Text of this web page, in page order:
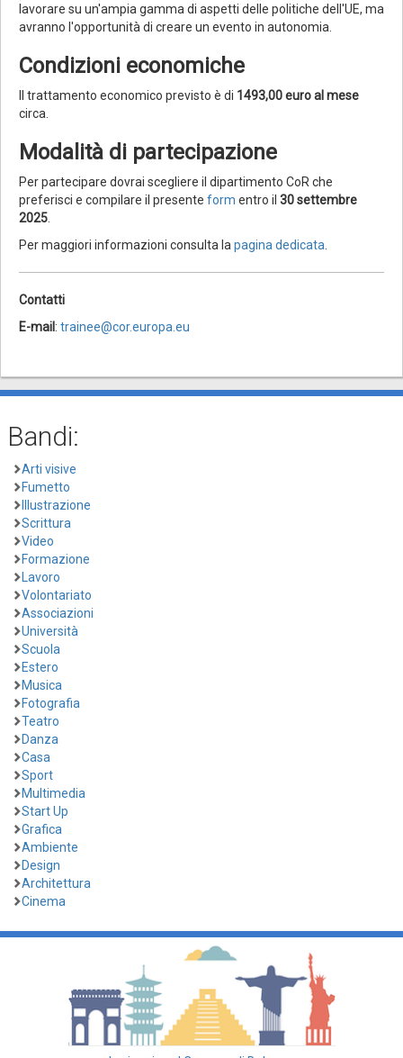
lavorare su un'ampia gamma di aspetti delle politiche dell'UE, ma
avranno l'opportunità di creare un evento in autonomia.
Condizioni economiche
Il trattamento economico previsto è di 1493,00 euro al mese
circa.
Modalità di partecipazione
Per partecipare dovrai scegliere il dipartimento CoR che
preferisci e compilare il presente form entro il 30 settembre
2025.
Per maggiori informazioni consulta lapagina dedicata.
Contatti
E-mail : trainee@cor.europa.eu
Bandi:
Arti visive
Fumetto
Illustrazione
Scrittura
Video
Formazione
Lavoro
Volontariato
Associazioni
Università
Scuola
Estero
Musica
Fotografia
Teatro
Danza
Casa
Sport
Multimedia
Start Up
Grafica
Ambiente
Design
Architettura
Cinema